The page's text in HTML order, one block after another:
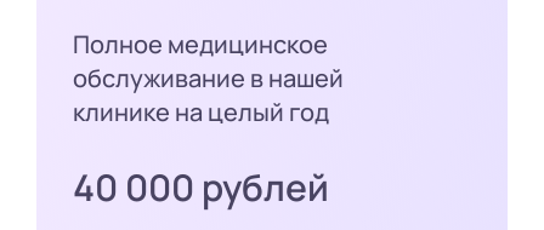
Полное медицинское
обслуживание в нашей
клинике на целый год
40 000 рублей